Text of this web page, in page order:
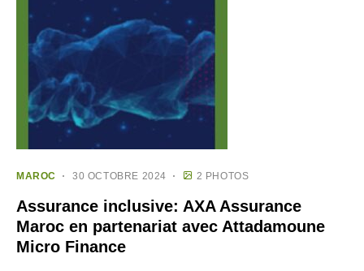
MAROC 30 OCTOBRE 2024 2 PHOTOS
Assurance inclusive: AXA Assurance
Maroc en partenariat avec Attadamoune
Micro Finance